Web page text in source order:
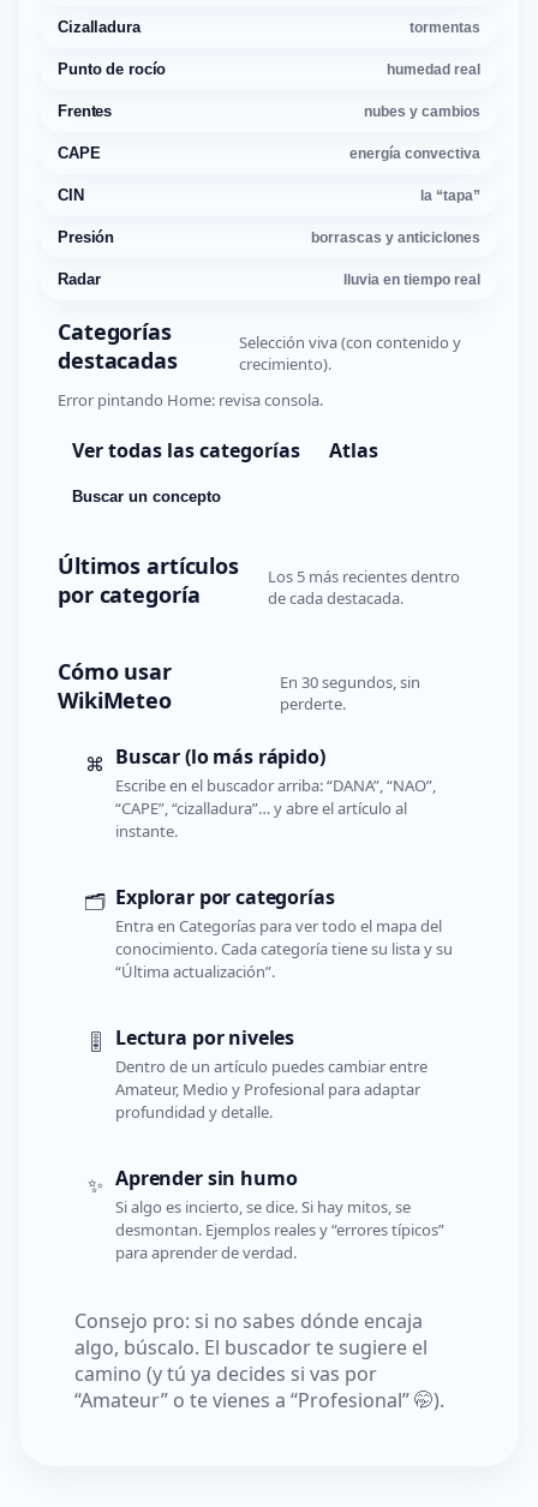
Cizalladura tormentas
Punto de rocío humedad real
Frentes nubes y cambios
CAPE energía convectiva
CIN la “tapa”
Presión borrascas y anticiclones
Radar lluvia en tiempo real
Categorías
destacadas
Selección viva (con contenido y
crecimiento).
Error pintando Home: revisa consola.
Ver todas las categorías Atlas
Buscar un concepto
Últimos artículos
por categoría
Los 5 más recientes dentro
de cada destacada.
Cómo usar
WikiMeteo
En 30 segundos, sin
perderte.
⌘ Buscar (lo más rápido)
Escribe en el buscador arriba: “DANA”, “NAO”,
“CAPE”, “cizalladura”… y abre el artículo al
instante.
🗂️ Explorar por categorías
Entra en Categorías para ver todo el mapa del
conocimiento. Cada categoría tiene su lista y su
“Última actualización”.
🎚️ Lectura por niveles
Dentro de un artículo puedes cambiar entre
Amateur, Medio y Profesional para adaptar
profundidad y detalle.
✨ Aprender sin humo
Si algo es incierto, se dice. Si hay mitos, se
desmontan. Ejemplos reales y “errores típicos”
para aprender de verdad.
Consejo pro: si no sabes dónde encaja
algo, búscalo. El buscador te sugiere el
camino (y tú ya decides si vas por
“Amateur” o te vienes a “Profesional” 🤭).